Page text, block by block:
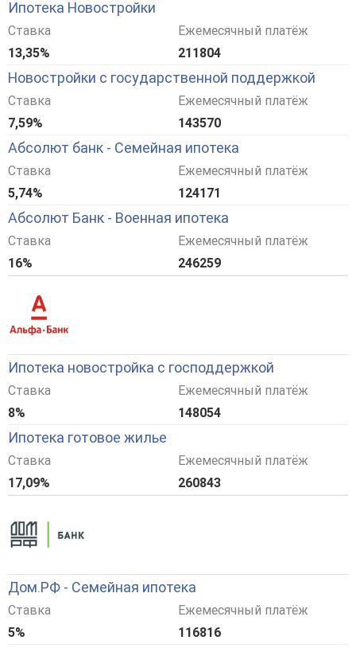
Ипотека Новостройки
Ставка
13,35%
Ежемесячный платёж
211804
Новостройки с государственной поддержкой
Ставка
7,59%
Ежемесячный платёж
143570
Абсолют банк - Семейная ипотека
Ставка
5,74%
Ежемесячный платёж
124171
Абсолют Банк - Военная ипотека
Ставка
16%
Ежемесячный платёж
246259
Ипотека новостройка с господдержкой
Ставка
8%
Ежемесячный платёж
148054
Ипотека готовое жилье
Ставка
17,09%
Ежемесячный платёж
260843
Дом.РФ - Семейная ипотека
Ставка
5%
Ежемесячный платёж
116816